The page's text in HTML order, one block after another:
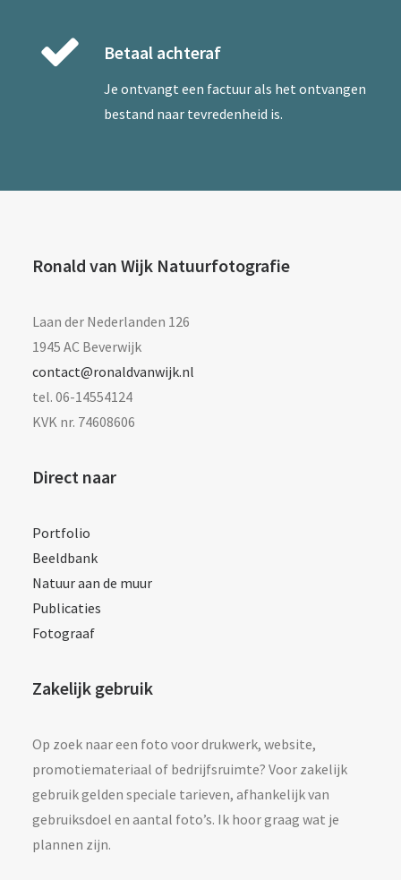
Betaal achteraf
Je ontvangt een factuur als het ontvangen
bestand naar tevredenheid is.
Ronald van Wijk Natuurfotografie
Laan der Nederlanden 126
1945 AC Beverwijk
contact@ronaldvanwijk.nl
tel. 06-14554124
KVK nr. 74608606
Direct naar
Portfolio
Beeldbank
Natuur aan de muur
Publicaties
Fotograaf
Zakelijk gebruik
Op zoek naar een foto voor drukwerk, website,
promotiemateriaal of bedrijfsruimte? Voor zakelijk
gebruik gelden speciale tarieven, afhankelijk van
gebruiksdoel en aantal foto’s. Ik hoor graag wat je
plannen zijn.